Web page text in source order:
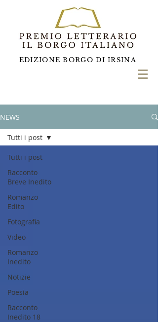
EDIZIONE BORGO DI IRSINA
NEWS
Tutti i post
Racconto
Breve Inedito
Romanzo
Edito
Fotografia
Video
Romanzo
Inedito
Notizie
Poesia
Racconto
Inedito 18
Tutti i post